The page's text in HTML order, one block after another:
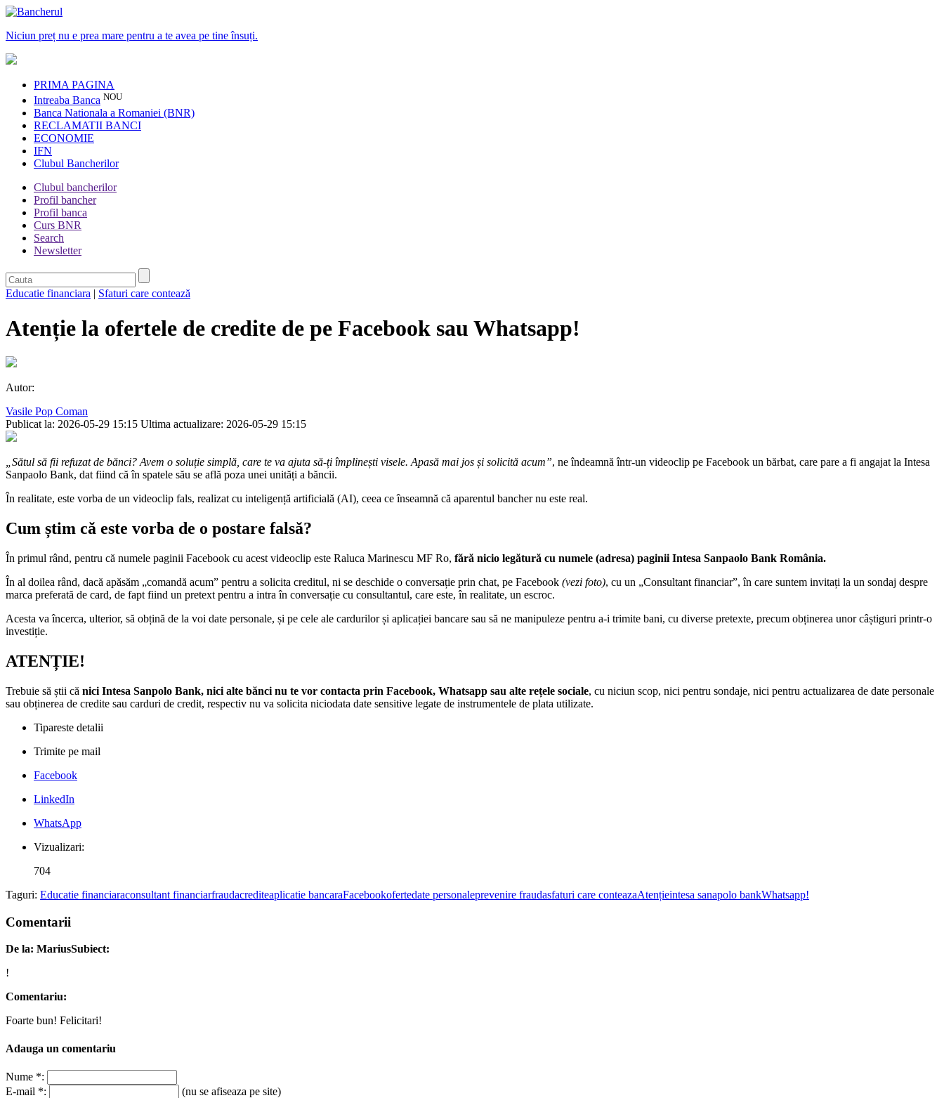
Niciun preț nu e prea mare pentru a te avea pe tine însuți.
PRIMA PAGINA
Intreaba Banca NOU
Banca Nationala a Romaniei (BNR)
RECLAMATII BANCI
ECONOMIE
IFN
Clubul Bancherilor
Clubul bancherilor
Profil bancher
Profil banca
Curs BNR
Search
Newsletter
Educatie financiara | Sfaturi care contează
Atenție la ofertele de credite de pe Facebook sau Whatsapp!
Autor:
Vasile Pop Coman
Publicat la: 2026-05-29 15:15 Ultima actualizare: 2026-05-29 15:15
„Sătul să fii refuzat de bănci? Avem o soluție simplă, care te va ajuta să-ți împlinești visele. Apasă mai jos și solicită acum”, ne îndeamnă într-un videoclip pe Facebook un bărbat, care pare a fi angajat la Intesa
Sanpaolo Bank, dat fiind că în spatele său se află poza unei unități a băncii.
În realitate, este vorba de un videoclip fals, realizat cu inteligență artificială (AI), ceea ce înseamnă că aparentul bancher nu este real.
Cum știm că este vorba de o postare falsă?
În primul rând, pentru că numele paginii Facebook cu acest videoclip este Raluca Marinescu MF Ro, fără nicio legătură cu numele (adresa) paginii Intesa Sanpaolo Bank România.
În al doilea rând, dacă apăsăm „comandă acum” pentru a solicita creditul, ni se deschide o conversație prin chat, pe Facebook (vezi foto), cu un „Consultant financiar”, în care suntem invitați la un sondaj despre
marca preferată de card, de fapt fiind un pretext pentru a intra în conversație cu consultantul, care este, în realitate, un escroc.
Acesta va încerca, ulterior, să obțină de la voi date personale, și pe cele ale cardurilor și aplicației bancare sau să ne manipuleze pentru a-i trimite bani, cu diverse pretexte, precum obținerea unor câștiguri printr-o
investiție.
ATENȚIE!
Trebuie să știi că nici Intesa Sanpolo Bank, nici alte bănci nu te vor contacta prin Facebook, Whatsapp sau alte rețele sociale, cu niciun scop, nici pentru sondaje, nici pentru actualizarea de date personale
sau obținerea de credite sau carduri de credit, respectiv nu va solicita niciodata date sensitive legate de instrumentele de plata utilizate.
Tipareste detalii
Trimite pe mail
Facebook
LinkedIn
WhatsApp
Vizualizari:
704
Taguri: Educatie financiaraconsultant financiarfraudacrediteaplicatie bancaraFacebookofertedate personaleprevenire fraudasfaturi care conteazaAtențieintesa sanapolo bankWhatsapp!
Comentarii
De la: MariusSubiect:
!
Comentariu:
Foarte bun! Felicitari!
Adauga un comentariu
Nume *:
E-mail *:
(nu se afiseaza pe site)